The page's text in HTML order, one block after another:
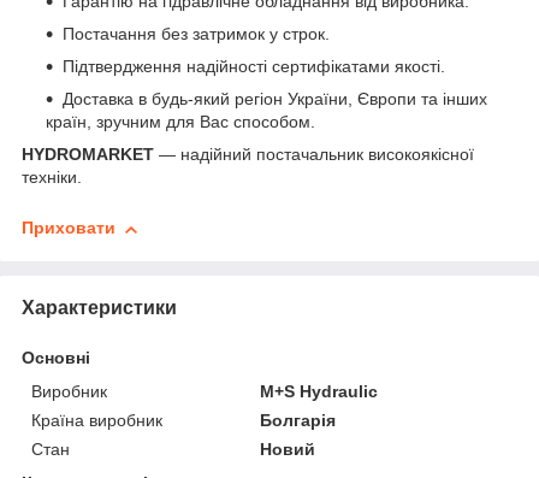
Постачання без затримок у строк.
Підтвердження надійності сертифікатами якості.
Доставка в будь-який регіон України, Європи та інших
країн, зручним для Вас способом.
HYDROMARKET — надійний постачальник високоякісної
техніки.
Приховати
Характеристики
Основні
Виробник
M+S Hydraulic
Країна виробник
Болгарія
Стан
Новий